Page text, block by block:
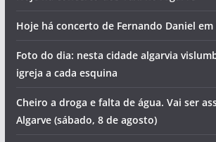
Hoje há concerto de Fernando Daniel
Foto do dia: nesta cidade algarvia
igreja a cada esquina
Cheiro a droga e falta de água. Vai ser
Algarve (sábado, 8 de agosto)